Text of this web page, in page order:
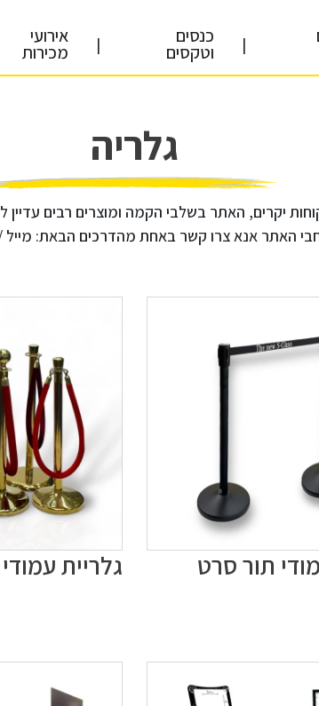
| כנסים
וטקסים | אירועי
מכירות
גלריה
יקרים, האתר בשלבי הקמה ומוצרים רבים עדיין
צרו קשר באחת מהדרכים הבאת: מייל / טופס צור קשר
תור סרט גלריית